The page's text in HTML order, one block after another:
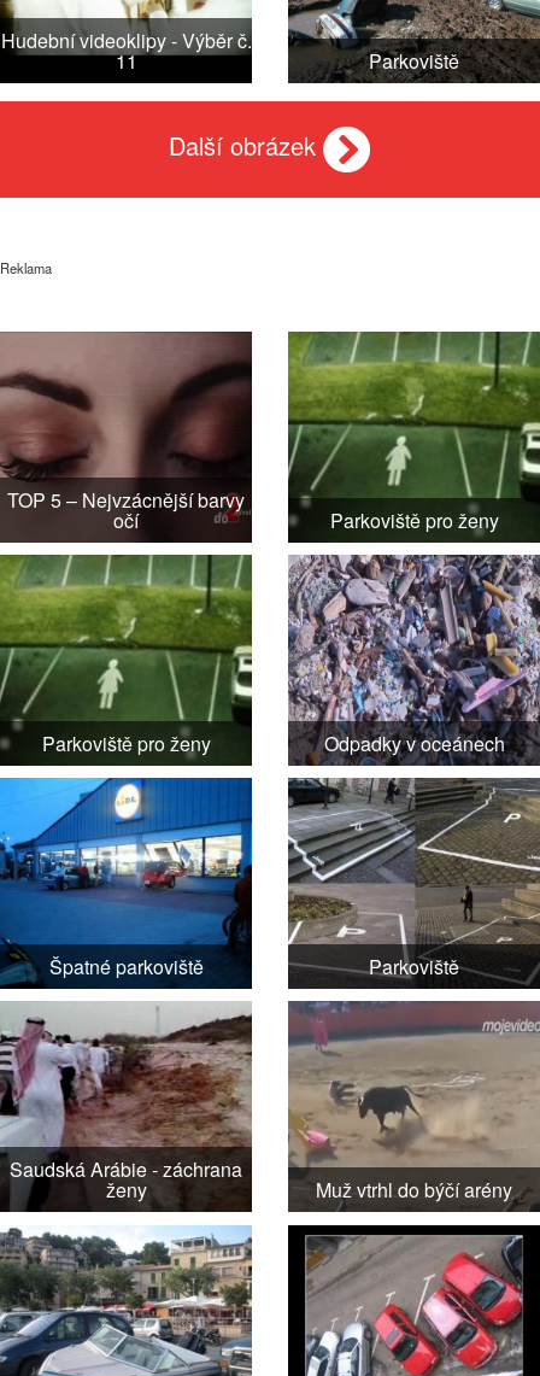
Hudební videoklipy - Výběr č.
11 Parkoviště
Další obrázek
Reklama
TOP 5 – Nejvzácnější barvy
očí Parkoviště pro ženy
Parkoviště pro ženy Odpadky v oceánech
Špatné parkoviště Parkoviště
Saudská Arábie - záchrana
ženy Muž vtrhl do býčí arény